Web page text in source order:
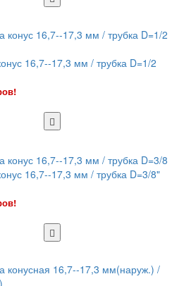
16,7--17,3 мм / трубка D=1/2
16,7--17,3 мм / трубка D=3/8"